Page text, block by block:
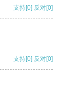
支持[0] 反对[0]
支持[0] 反对[0]